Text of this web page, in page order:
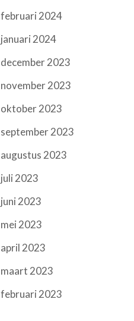
februari 2024
januari 2024
december 2023
november 2023
oktober 2023
september 2023
augustus 2023
juli 2023
juni 2023
mei 2023
april 2023
maart 2023
februari 2023